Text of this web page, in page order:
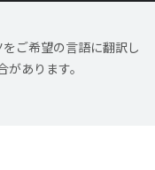
ご希望の言語に翻訳し
あります。